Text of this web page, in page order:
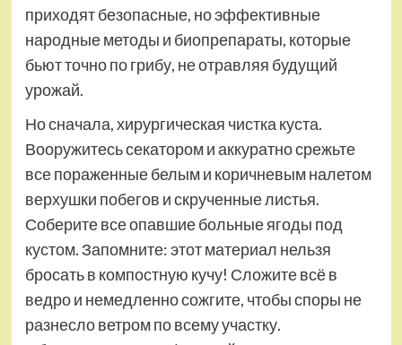
приходят безопасные, но эффективные
народные методы и биопрепараты, которые
бьют точно по грибу, не отравляя будущий
урожай.
Но сначала, хирургическая чистка куста.
Вооружитесь секатором и аккуратно срежьте
все пораженные белым и коричневым налетом
верхушки побегов и скрученные листья.
Соберите все опавшие больные ягоды под
кустом. Запомните: этот материал нельзя
бросать в компостную кучу! Сложите всё в
ведро и немедленно сожгите, чтобы споры не
разнесло ветром по всему участку.